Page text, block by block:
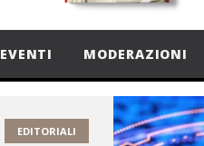
EVENTI MODERAZIONI
EDITORIALI